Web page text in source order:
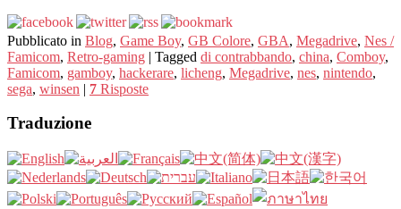
Pubblicato in Blog, Game Boy, GB Colore, GBA, Megadrive, Nes /
Famicom, Retro-gaming | Tagged di contrabbando, china, Comboy,
Famicom, gamboy, hackerare, licheng, Megadrive, nes, nintendo,
sega, winsen | 7 Risposte
Traduzione